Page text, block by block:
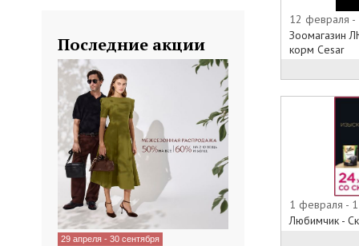
(сухие
стрижки,
наполнители.
• Каталог
Также на
каталог
Для
фирменный
приобрести
нужно
и оформить
на
12 февраля -
Зоомагазин
корм Cesar
1 февраля -
Любимчик -
Последние акции
29 апреля - 30 сентября